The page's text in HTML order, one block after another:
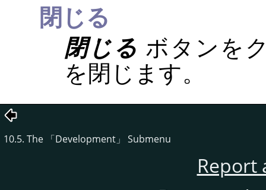
閉じる
閉じる ボタンを
を閉じます。
10.5. The 「Development 」 Submenu
Report